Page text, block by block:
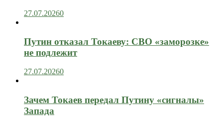
27.07.20260
Путин отказал Токаеву: СВО «заморозке»
не подлежит
27.07.20260
Зачем Токаев передал Путину «сигналы»
Запада